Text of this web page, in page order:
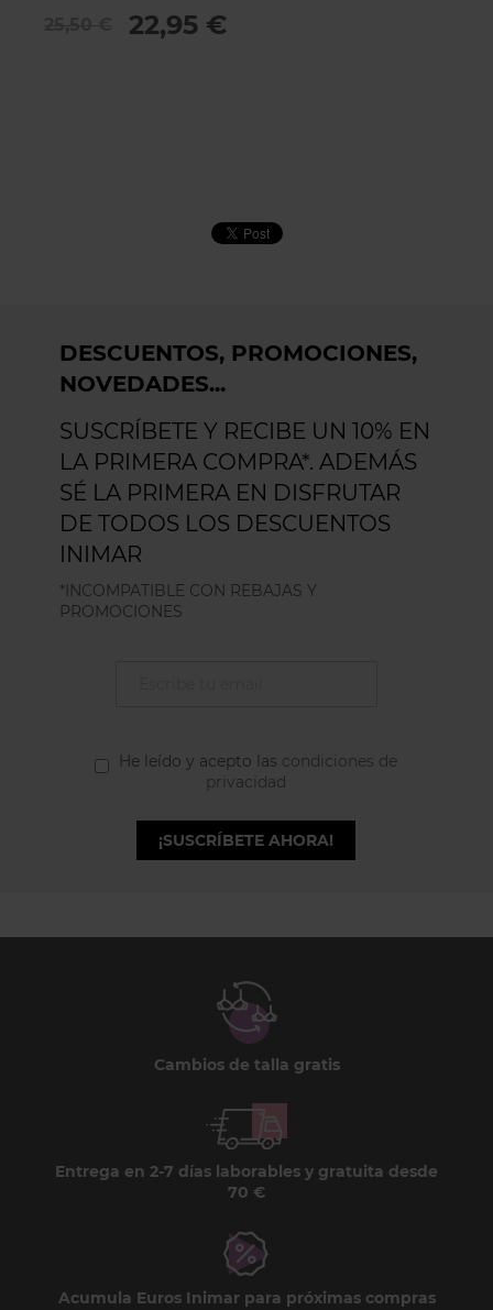
22,95 €
DESCUENTOS, PROMOCIONES,
NOVEDADES...
SUSCRÍBETE Y RECIBE UN 10% EN
LA PRIMERA COMPRA*. ADEMÁS
SÉ LA PRIMERA EN DISFRUTAR
DE TODOS LOS DESCUENTOS
INIMAR
*INCOMPATIBLE CON REBAJAS Y
PROMOCIONES
He leído y acepto las condiciones de
privacidad
¡SUSCRÍBETE AHORA!
Cambios de talla gratis
Entrega en 2-7 días laborables y gratuita desde
70 €
Acumula Euros Inimar para próximas compras